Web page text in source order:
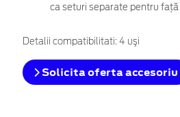
ca seturi separate pentru față
Detalii compatibilitati: 4 uşi
Solicita oferta accesoriu